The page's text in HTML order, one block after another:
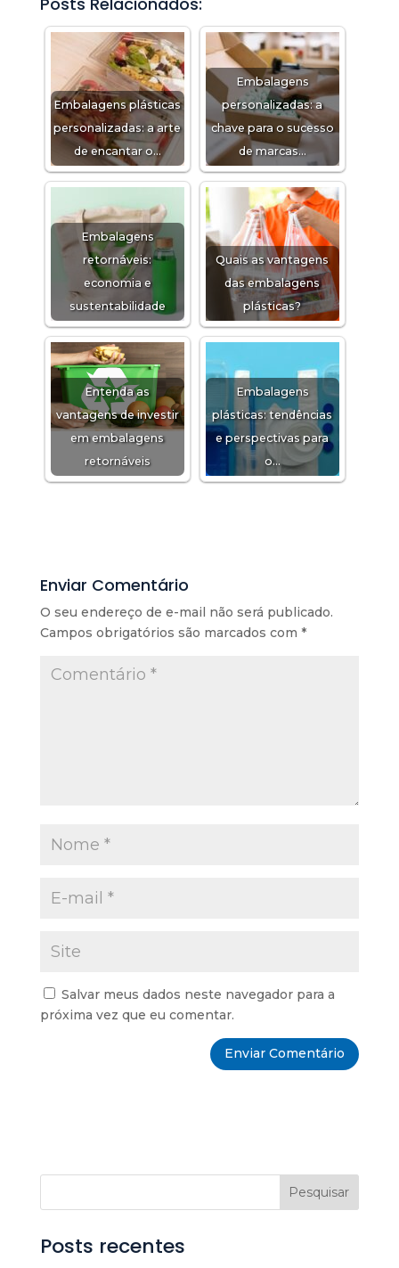
Embalagens plásticas
personalizadas: a arte
de encantar o…
Embalagens
personalizadas: a
chave para o sucesso
de marcas…
Embalagens
retornáveis:
economia e
sustentabilidade
Quais as vantagens
das embalagens
plásticas?
Entenda as
vantagens de investir
em embalagens
retornáveis
Embalagens
plásticas: tendências
e perspectivas para
o…
Enviar Comentário
O seu endereço de e-mail não será publicado.
Campos obrigatórios são marcados com *
Salvar meus dados neste navegador para a
próxima vez que eu comentar.
Pesquisar
Posts recentes